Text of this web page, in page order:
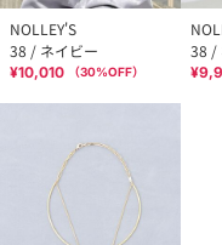
NOLLEY'S
38 / ネイビー
¥10,010 （30%OFF）
38 /